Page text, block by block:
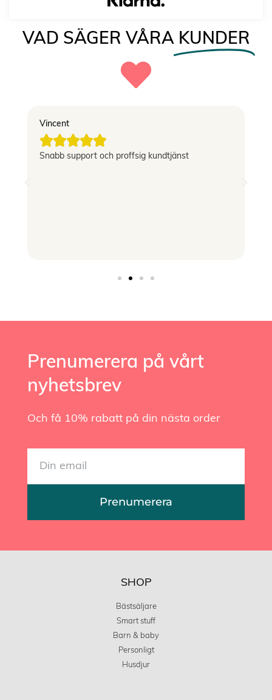
VAD SÄGER VÅRA KUNDER
Vincent

Snabb support och proffsig kundtjänst
Prenumerera på vårt
nyhetsbrev
Och få 10% rabatt på din nästa order
Prenumerera
SHOP
Bästsäljare
Smart stuff
Barn & baby
Personligt
Husdjur